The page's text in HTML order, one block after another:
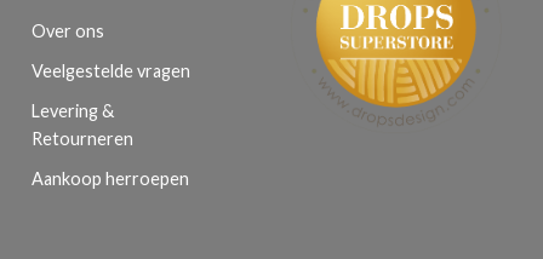
Over ons
Veelgestelde vragen
Levering &
Retourneren
Aankoop herroepen